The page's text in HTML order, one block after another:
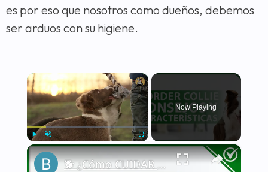
es por eso que nosotros como dueños, debemos
ser arduos con su higiene.
×
Play Unmute Fullscreen
Now Playing
×
🐕 ¿Cómo CUIDAR a un BORDER COLLIE correctamente? - Características y consejos 🐕